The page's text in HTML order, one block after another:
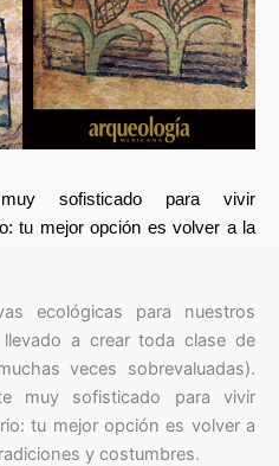
sofisticado para vivir
tu mejor opción es volver a la
ecológicas para nuestros
a crear toda clase de
veces sobrevaluadas).
muy sofisticado para vivir
tu mejor opción es volver a
y costumbres.